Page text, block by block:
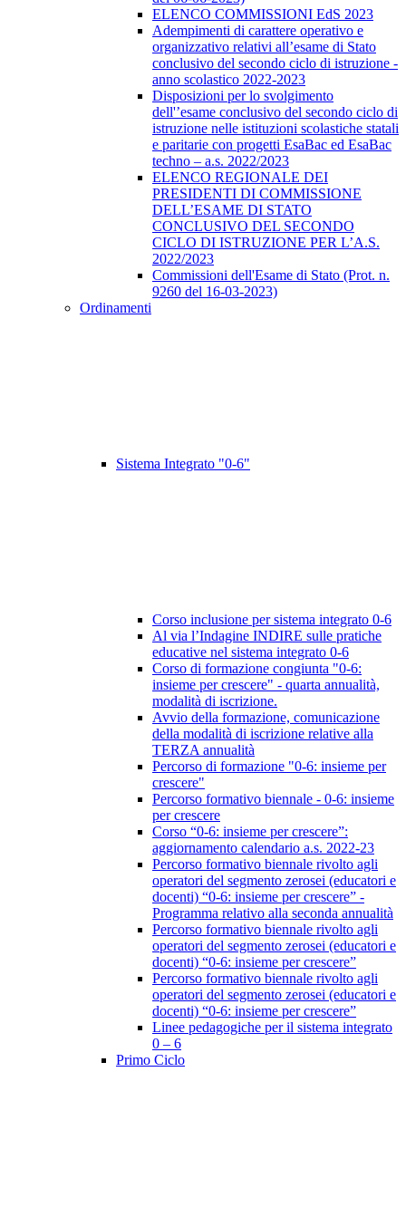
ELENCO COMMISSIONI EdS 2023
Adempimenti di carattere operativo e
organizzativo relativi all’esame di Stato
conclusivo del secondo ciclo di istruzione -
anno scolastico 2022-2023
Disposizioni per lo svolgimento
dell'’esame conclusivo del secondo ciclo di
istruzione nelle istituzioni scolastiche statali
e paritarie con progetti EsaBac ed EsaBac
techno – a.s. 2022/2023
ELENCO REGIONALE DEI
PRESIDENTI DI COMMISSIONE
DELL’ESAME DI STATO
CONCLUSIVO DEL SECONDO
CICLO DI ISTRUZIONE PER L’A.S.
2022/2023
Commissioni dell'Esame di Stato (Prot. n.
9260 del 16-03-2023)
Ordinamenti
Sistema Integrato "0-6"
Corso inclusione per sistema integrato 0-6
Al via l’Indagine INDIRE sulle pratiche
educative nel sistema integrato 0-6
Corso di formazione congiunta "0-6:
insieme per crescere" - quarta annualità,
modalità di iscrizione.
Avvio della formazione, comunicazione
della modalità di iscrizione relative alla
TERZA annualità
Percorso di formazione "0-6: insieme per
crescere"
Percorso formativo biennale - 0-6: insieme
per crescere
Corso “0-6: insieme per crescere”:
aggiornamento calendario a.s. 2022-23
Percorso formativo biennale rivolto agli
operatori del segmento zerosei (educatori e
docenti) “0-6: insieme per crescere” -
Programma relativo alla seconda annualità
Percorso formativo biennale rivolto agli
operatori del segmento zerosei (educatori e
docenti) “0-6: insieme per crescere”
Percorso formativo biennale rivolto agli
operatori del segmento zerosei (educatori e
docenti) “0-6: insieme per crescere”
Linee pedagogiche per il sistema integrato
0 – 6
Primo Ciclo